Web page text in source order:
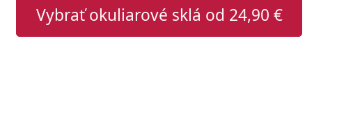
Vybrať okuliarové sklá od 24,90 €